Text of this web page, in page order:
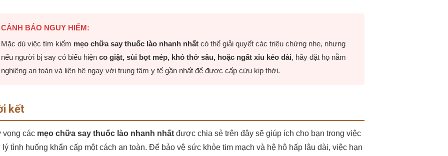
CẢNH BÁO NGUY HIỂM:
Mặc dù việc tìm kiếm mẹo chữa say thuốc lào nhanh nhấtcó thể giải quyết các triệu chứng nhẹ, nhưng
nếu người bị say có biểu hiện co giật, sùi bọt mép, khó thở sâu, hoặc ngất xỉu kéo dài, hãy đặt họ nằm
nghiêng an toàn và liên hệ ngay với trung tâm y tế gần nhất để được cấp cứu kịp thời.
kết
vọng các mẹo chữa say thuốc lào nhanh nhấtđược chia sẻ trên đây sẽ giúp ích cho bạn trong việc
tình huống khẩn cấp một cách an toàn. Để bảo vệ sức khỏe tim mạch và hệ hô hấp lâu dài, việc hạn